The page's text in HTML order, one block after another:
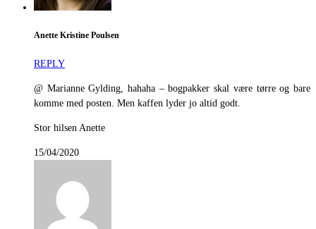
Anette Kristine Poulsen
REPLY
@ Marianne Gylding, hahaha – bogpakker skal være tørre og bare
komme med posten. Men kaffen lyder jo altid godt.
Stor hilsen Anette
15/04/2020